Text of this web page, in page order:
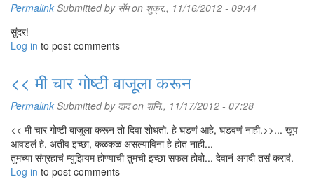
Permalink Submitted by सॅमon शुक्र., 11/16/2012 - 09:44
सुंदर!
Log in to post comments
<< मी चार गोष्टी बाजूला करून
Permalink Submitted by दादon शनि., 11/17/2012 - 07:28
<< मी चार गोष्टी बाजूला करून तो दिवा शोधतो. हे घडणं आहे, घडवणं नाही.>>... खूप
आवडलं हे. अतीव इच्छा, कळकळ असल्याविना हे होत नाही...
तुमच्या संग्रहाचं म्युझियम होण्याची तुमची इच्छा सफल होवो... देवानं अगदी तसं करावं.
Log in to post comments